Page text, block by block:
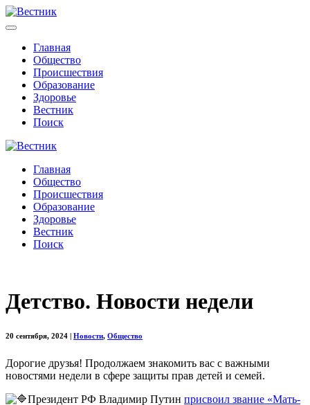
Главная
Общество
Происшествия
Образование
Здоровье
Вестник
Поиск
Главная
Общество
Происшествия
Образование
Здоровье
Вестник
Поиск
Детство. Новости недели
20 сентября, 2024 Новости, Общество
Дорогие друзья! Продолжаем знакомить вас с важными
новостями недели в сфере защиты прав детей и семей.
Президент РФ Владимир Путин присвоил звание «Мать-